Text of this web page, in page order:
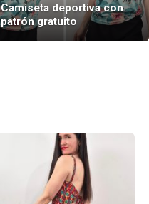
Camiseta deportiva con
patrón gratuito